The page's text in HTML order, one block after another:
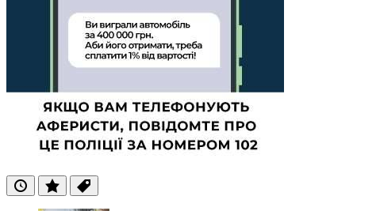
ОстанніПопулярні
Теги